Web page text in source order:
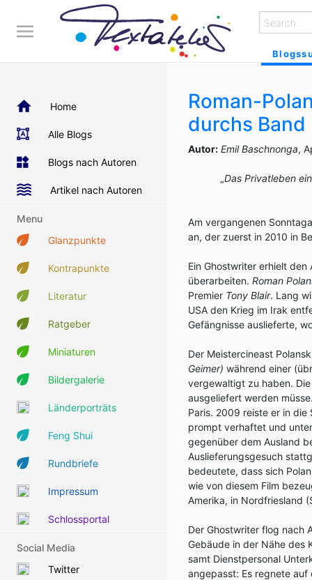
Home
Alle Blogs
Blogs nach Autoren
Artikel nach Autoren
Menu
Glanzpunkte
Kontrapunkte
Literatur
Ratgeber
Miniaturen
Bildergalerie
Länderporträts
Feng Shui
Rundbriefe
Impressum
Schlossportal
Social Media
Twitter
Roman-
durchs Band
Autor: Emil Baschnonga,
„Das Privatleben
Am vergangenen
an, der zuerst in 2010 in
Ein Ghostwriter erhielt
überarbeiten. Roman
Premier Tony Blair. Lang
USA den Krieg im Irak
Gefängnisse auslieferte,
Der Meistercineast
Geimer) während einer
vergewaltigt zu haben.
ausgeliefert werden
Paris. 2009 reiste er in die
prompt verhaftet und
gegenüber dem Ausland
Auslieferungsgesuch
bedeutete, dass sich
wie von diesem Film
Amerika, in Nordfriesland
Der Ghostwriter flog nach
Gebäude in der Nähe des
samt Dienstpersonal
angepasst: Es regnete